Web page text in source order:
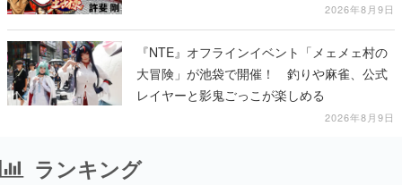
2026年8月9日
『NTE』オフラインイベント「メェメェ村の
大冒険」が池袋で開催！ 釣りや麻雀、公式
レイヤーと影鬼ごっこが楽しめる
2026年8月9日
ランキング